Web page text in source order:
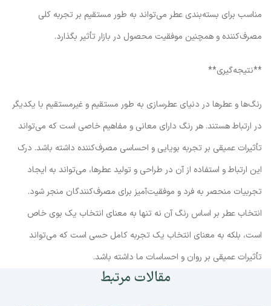
مناسب برای بسته‌بندی عطر می‌تواند به طور مستقیم بر تجربه کلی
مصرف‌کننده و همچنین موفقیت محصول در بازار تأثیر بگذارد.
**نتیجه‌گیری**
رنگ‌ها و عطرها در دنیای عطرسازی به طور مستقیم و غیرمستقیم با یکدیگر
در ارتباط هستند. هر رنگ دارای معانی و مفاهیم خاصی است که می‌تواند
تأثیرات عمیقی بر تجربه بویایی و احساسی مصرف‌کننده داشته باشد. درک
این ارتباط و استفاده از آن در طراحی و تولید عطرها، می‌تواند به ایجاد
تجربیات منحصر به فرد و موفقیت‌آمیز برای مصرف‌کنندگان منجر شود.
انتخاب عطر بر اساس رنگ آن نه تنها به معنای انتخاب یک بوی خاص
است، بلکه به معنای انتخاب یک تجربه کامل حسی است که می‌تواند
تأثیرات عمیقی بر روان و احساسات ما داشته باشد.
مقالات مرتبط